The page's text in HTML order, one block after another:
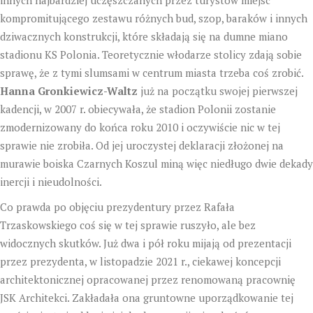
kompromitującego zestawu różnych bud, szop, baraków i innych
dziwacznych konstrukcji, które składają się na dumne miano
stadionu KS Polonia. Teoretycznie włodarze stolicy zdają sobie
sprawę, że z tymi slumsami w centrum miasta trzeba coś zrobić.
Hanna Gronkiewicz-Waltz już na początku swojej pierwszej
kadencji, w 2007 r. obiecywała, że stadion Polonii zostanie
zmodernizowany do końca roku 2010 i oczywiście nic w tej
sprawie nie zrobiła. Od jej uroczystej deklaracji złożonej na
murawie boiska Czarnych Koszul miną więc niedługo dwie dekady
inercji i nieudolności.
Co prawda po objęciu prezydentury przez Rafała
Trzaskowskiego coś się w tej sprawie ruszyło, ale bez
widocznych skutków. Już dwa i pół roku mijają od prezentacji
przez prezydenta, w listopadzie 2021 r., ciekawej koncepcji
architektonicznej opracowanej przez renomowaną pracownię
JSK Architekci. Zakładała ona gruntowne uporządkowanie tej